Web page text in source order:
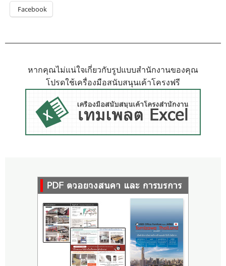
Facebook
หากคุณไม่แน่ใจเกี่ยวกับรูปแบบสำนักงานของคุณ
โปรดใช้เครื่องมือสนับสนุนเค้าโครงฟรี